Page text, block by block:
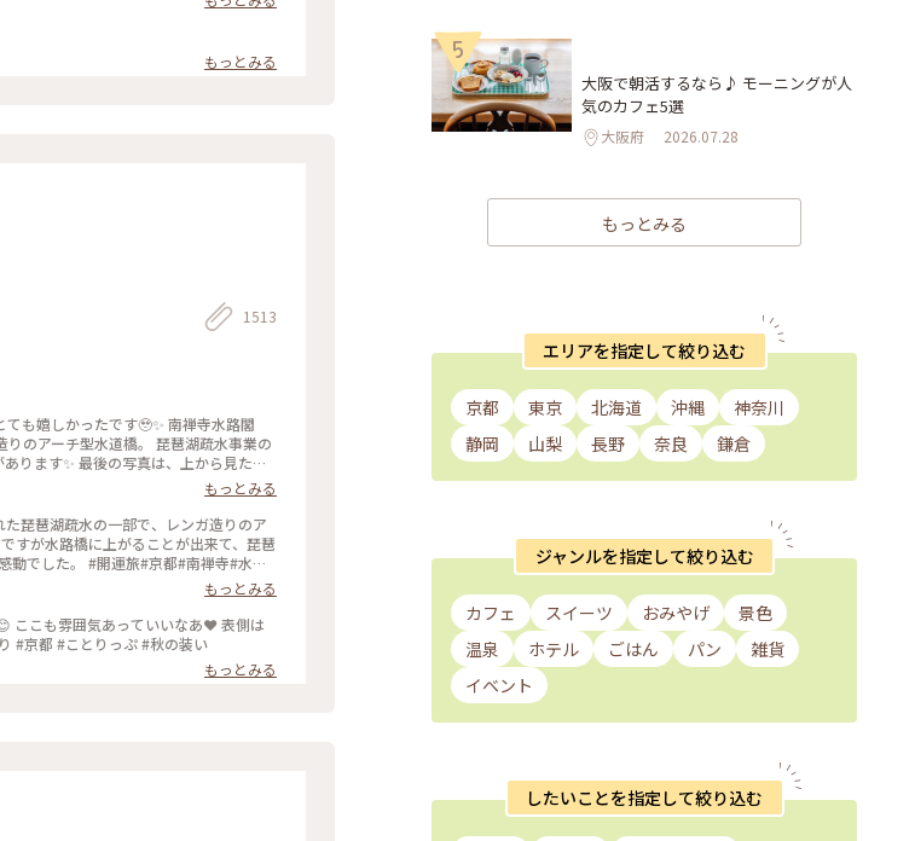
もっとみる
1513
も嬉しかったです🥹✨ 南禅寺水路閣
のアーチ型水道橋。 琵琶湖疏水事業の
ります✨ 最後の写真は、上から見た写
閣 #京都 #開運旅 #水路閣 #南禅寺もっとみる
琵琶湖疏水の一部で、レンガ造りのア
すが水路橋に上がることが出来て、琵琶
動でした。 #開運旅#京都#南禅寺#水路
もっとみる
ここも雰囲気あっていいなあ❤️ 表側は
#水路閣 #紅葉 #紅葉狩り #京都 #ことりっぷ #秋の装い
もっとみる
5
大阪で朝活するなら♪ モーニングが人
気のカフェ5選
大阪府 2026.07.28
もっとみる
エリアを指定して絞り込む
京都 東京 北海道 沖縄
神奈川
静岡
山梨 長野 奈良 鎌倉
ジャンルを指定して絞り込む
カフェ スイーツ おみやげ
景色
温泉
ホテル ごはん パン
雑貨
イベント
したいことを指定して絞り込む